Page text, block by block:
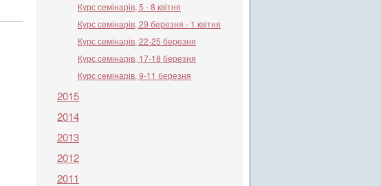
Курс семінарів, 5 - 8 квітня
Курс семінарів, 29 березня - 1 квітня
Курс семінарів, 22-25 березня
Курс семінарів, 17-18 березня
Курс семінарів, 9-11 березня
2015
2014
2013
2012
2011